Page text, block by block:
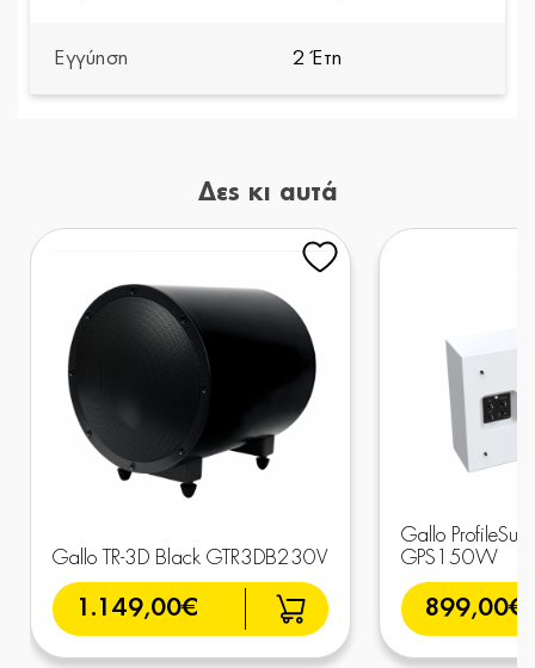
Εγγύηση 2 Έτη
Δες κι αυτά
Gallo TR-3D Black GTR3DB230V
1.149,00€
Gallo
GPS150W
899,00€